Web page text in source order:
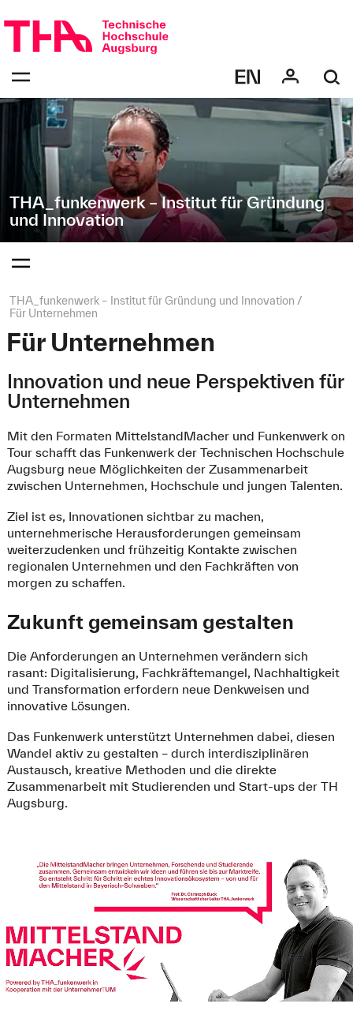
überspringen
zur
Navigation
"THA_funkenwerk
–
Institut
Gründung
und
Innovation"
THA_funkenwerk – Institut für Gründung
und Innovation
bestätigen
Öffnen
des
Menüs
bestätigen
des
Menüs
Seitenpfad:
THA_funkenwerk – Institut für Gründung und Innovation
Für Unternehmen
Für Unternehmen
Innovation und neue Perspektiven für
Unternehmen
Mit den Formaten MittelstandMacher und Funkenwerk on
Tour schafft das Funkenwerk der Technischen Hochschule
Augsburg neue Möglichkeiten der Zusammenarbeit
zwischen Unternehmen, Hochschule und jungen Talenten.
Ziel ist es, Innovationen sichtbar zu machen,
unternehmerische Herausforderungen gemeinsam
weiterzudenken und frühzeitig Kontakte zwischen
regionalen Unternehmen und den Fachkräften von
morgen zu schaffen.
Zukunft gemeinsam gestalten
Die Anforderungen an Unternehmen verändern sich
rasant: Digitalisierung, Fachkräftemangel, Nachhaltigkeit
und Transformation erfordern neue Denkweisen und
innovative Lösungen.
Das Funkenwerk unterstützt Unternehmen dabei, diesen
Wandel aktiv zu gestalten – durch interdisziplinären
Austausch, kreative Methoden und die direkte
Zusammenarbeit mit Studierenden und Start-ups der TH
Augsburg.